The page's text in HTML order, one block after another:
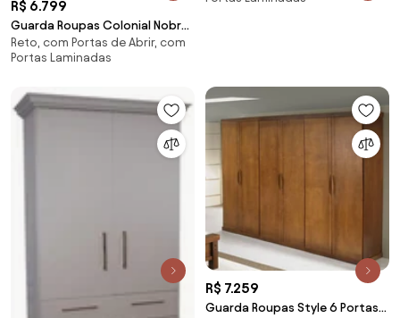
R$ 6.799
Guarda Roupas Colonial Nobre
10 Portas Domus Móveis
Reto, com Portas de Abrir, com
Portas Laminadas
R$ 7.259
Guarda Roupas Style 6 Portas